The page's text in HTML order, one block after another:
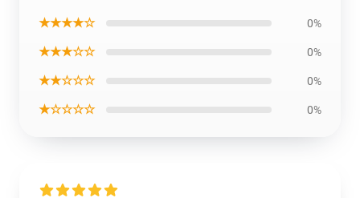
★★★★☆ 0%
★★★☆☆ 0%
★★☆☆☆ 0%
★☆☆☆☆ 0%